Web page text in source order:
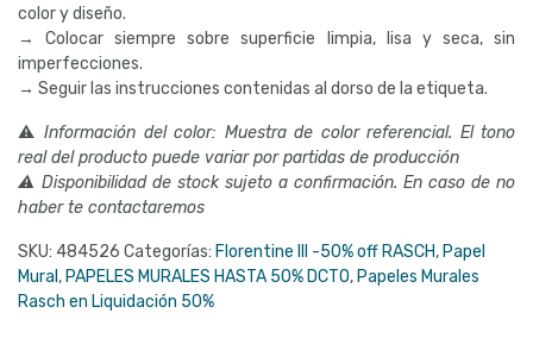
color y diseño.
→ Colocar siempre sobre superficie limpia, lisa y seca, sin
imperfecciones.
→ Seguir las instrucciones contenidas al dorso de la etiqueta.
⚠ Información del color: Muestra de color referencial. El tono
real del producto puede variar por partidas de producción
⚠ Disponibilidad de stock sujeto a confirmación. En caso de no
haber te contactaremos
SKU: 484526 Categorías: Florentine III -50% off RASCH, Papel
Mural , PAPELES MURALES HASTA 50% DCTO, Papeles Murales
Rasch en Liquidación 50%